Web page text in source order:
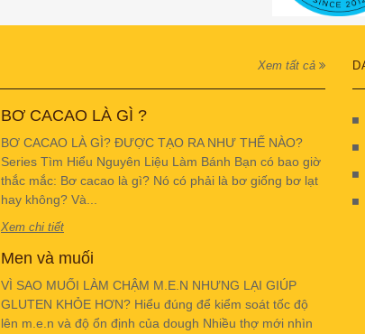
Xem tất cả
BƠ CACAO LÀ GÌ ?
BƠ CACAO LÀ GÌ? ĐƯỢC TẠO RA NHƯ THẾ NÀO?
Series Tìm Hiểu Nguyên Liệu Làm Bánh Bạn có bao giờ
thắc mắc: Bơ cacao là gì? Nó có phải là bơ giống bơ lạt
hay không? Và...
Xem chi tiết
Men và muối
VÌ SAO MUỐI LÀM CHẬM M.E.N NHƯNG LẠI GIÚP
GLUTEN KHỎE HƠN? Hiểu đúng để kiểm soát tốc độ
lên m.e.n và độ ổn định của dough Nhiều thợ mới nhìn